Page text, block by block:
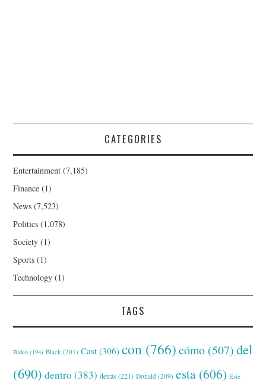
CATEGORIES
Entertainment (7,185)
Finance (1)
News (7,523)
Politics (1,078)
Society (1)
Sports (1)
Technology (1)
TAGS
Biden (194) Black (201) Cast (306) con (766) cómo (507) del
(690) dentro (383) detrás (221) Donald (209) esta (606) Este